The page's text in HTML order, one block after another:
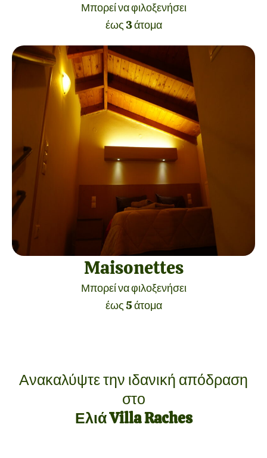
Μπορεί να φιλοξενήσει
έως 3 άτομα
Maisonettes
Μπορεί να φιλοξενήσει
έως 5 άτομα
Ανακαλύψτε την ιδανική απόδραση
στο
Ελιά Villa Raches